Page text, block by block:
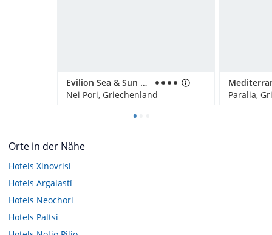
Evilion Sea & Sun Hotel
Nei Pori, Griechenland
Paralia,
Orte in der Nähe
Hotels Xinovrisi
Hotels Argalastí
Hotels Neochori
Hotels Paltsi